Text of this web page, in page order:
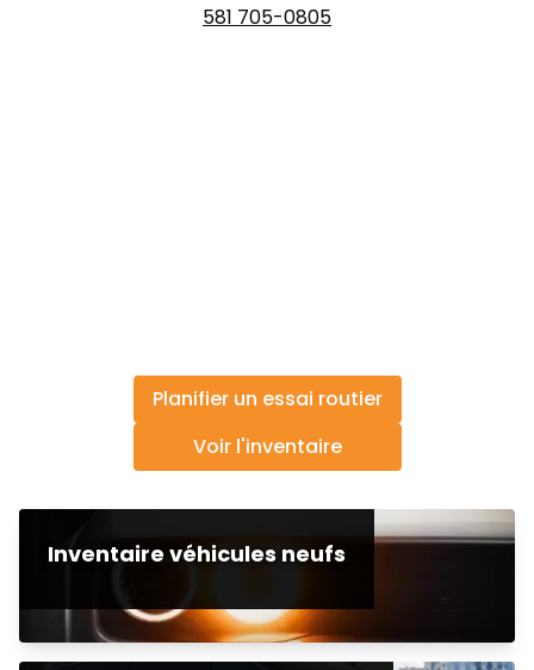
581 705-0805
Planifier un essai routier
Voir l'inventaire
Inventaire véhicules neufs